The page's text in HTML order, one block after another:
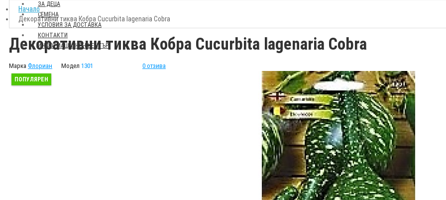
ЗА ДЕЦА
СЕМЕНА
УСЛОВИЯ ЗА ДОСТАВКА
КОНТАКТИ
ИНФОРМАЦИОНЕН ЦЕНТЪР
Начало
Декоративни тиква Кобра Cucurbita lagenaria Cobra
Декоративни тиква Кобра Cucurbita lagenaria Cobra
Марка Флориан Модел 1301 0 отзива
ПОПУЛЯРЕН